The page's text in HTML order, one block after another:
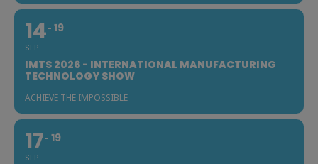
14
SEP
19
IMTS 2026 - INTERNATIONAL MANUFACTURING
TECHNOLOGY SHOW
ACHIEVE THE IMPOSSIBLE
17
SEP
19